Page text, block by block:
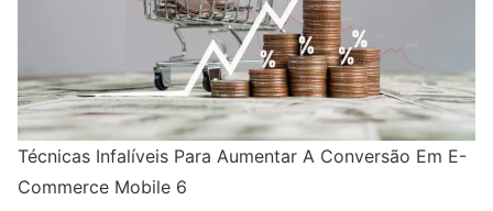
Técnicas Infalíveis Para Aumentar A Conversão Em E-
Commerce Mobile 6